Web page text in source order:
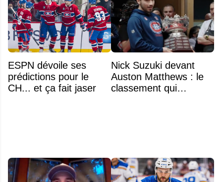
ESPN dévoile ses
prédictions pour le
CH... et ça fait jaser
Nick Suzuki devant
Auston Matthews : le
classement qui